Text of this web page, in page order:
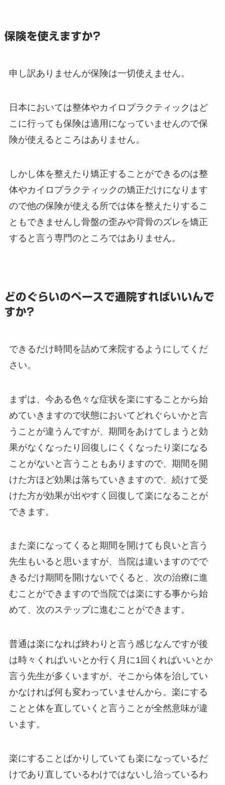
保険を使えますか?
申し訳ありませんが保険は一切使えません。
日本においては整体やカイロプラクティックはど
こに行っても保険は適用になっていませんので保
険が使えるところはありません。
しかし体を整えたり矯正することができるのは整
体やカイロプラクティックの矯正だけになります
ので他の保険が使える所では体を整えたりするこ
ともできませんし骨盤の歪みや背骨のズレを矯正
すると言う専門のところではありません。
どのぐらいのペースで通院すればいいんで
すか?
できるだけ時間を詰めて来院するようにしてくだ
さい。
まずは、今ある色々な症状を楽にすることから始
めていきますので状態においてどれぐらいかと言
うことが違うんですが、期間をあけてしまうと効
果がなくなったり回復しにくくなったり楽になる
ことがないと言うこともありますので、期間を開
けた方ほど効果は落ちていきますので、続けて受
けた方が効果が出やすく回復して楽になることが
できます。
また楽になってくると期間を開けても良いと言う
先生もいると思いますが、当院は違いますのでで
きるだけ期間を開けないでくると、次の治療に進
むことができますので当院では楽にする事から始
めて、次のステップに進むことができます。
普通は楽になれば終わりと言う感じなんですが後
は時々くればいいとか行く月に1回くればいいとか
言う先生が多くいますが、そこから体を治してい
かなければ何も変わっていませんから。楽にする
ことと体を直していくと言うことが全然意味が違
います。
楽にすることばかりしていても楽になっているだ
けであり直しているわけではないし治っているわ